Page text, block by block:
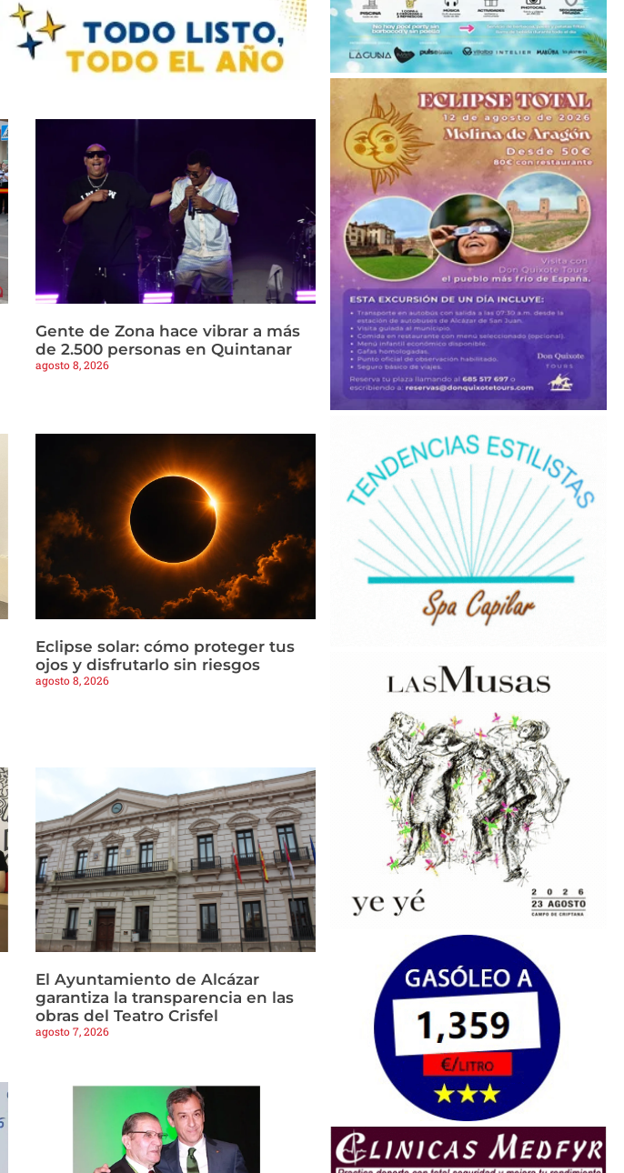
Gente de Zona hace vibrar a más
de 2.500 personas en Quintanar
agosto 8, 2026
Eclipse solar: cómo proteger tus
ojos y disfrutarlo sin riesgos
agosto 8, 2026
El Ayuntamiento de Alcázar
garantiza la transparencia en las
obras del Teatro Crisfel
agosto 7, 2026